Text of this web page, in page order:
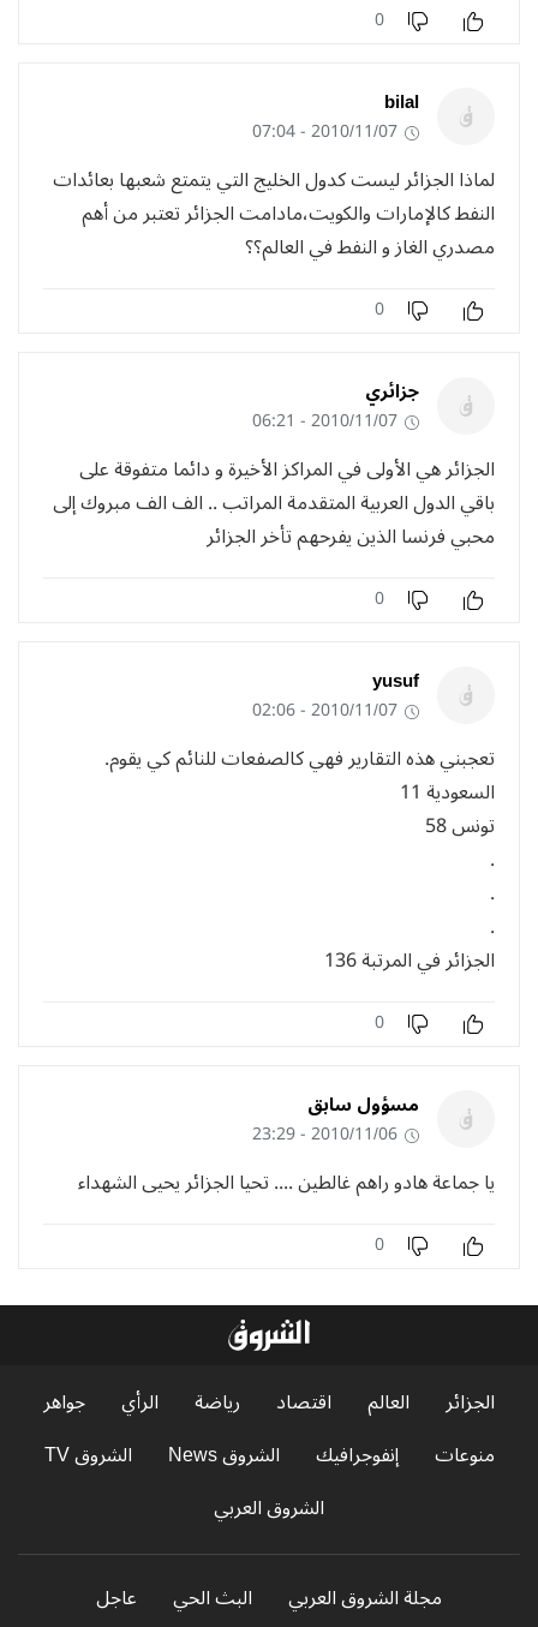
0
bilal
2010/11/07 - 07:04
لماذا الجزائر ليست كدول الخليج التي يتمتع شعبها بعائدات
النفط كالإمارات والكويت،مادامت الجزائر تعتبر من أهم
مصدري الغاز و النفط في العالم؟؟
0
جزائري
2010/11/07 - 06:21
الجزائر هي الأولى في المراكز الأخيرة و دائما متفوقة على
باقي الدول العربية المتقدمة المراتب .. الف الف مبروك إلى
محبي فرنسا الذين يفرحهم تأخر الجزائر
0
yusuf
2010/11/07 - 02:06
تعجبني هذه التقارير فهي كالصفعات للنائم كي يقوم.
السعودية 11
تونس 58
.
.
.
الجزائر في المرتبة 136
0
مسؤول سابق
2010/11/06 - 23:29
يا جماعة هادو راهم غالطين .... تحيا الجزائر يحيى الشهداء
0
الجزائر العالم اقتصاد رياضة الرأي
جواهر
منوعات
إنفوجرافيك الشروق News
الشروق TV
الشروق العربي
مجلة الشروق العربي البث الحي عاجل